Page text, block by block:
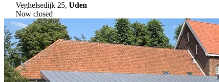
Veghelsedijk 25, Uden
Now closed